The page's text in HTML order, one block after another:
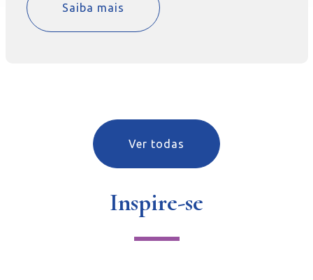
Saiba mais
Ver todas
Inspire-se